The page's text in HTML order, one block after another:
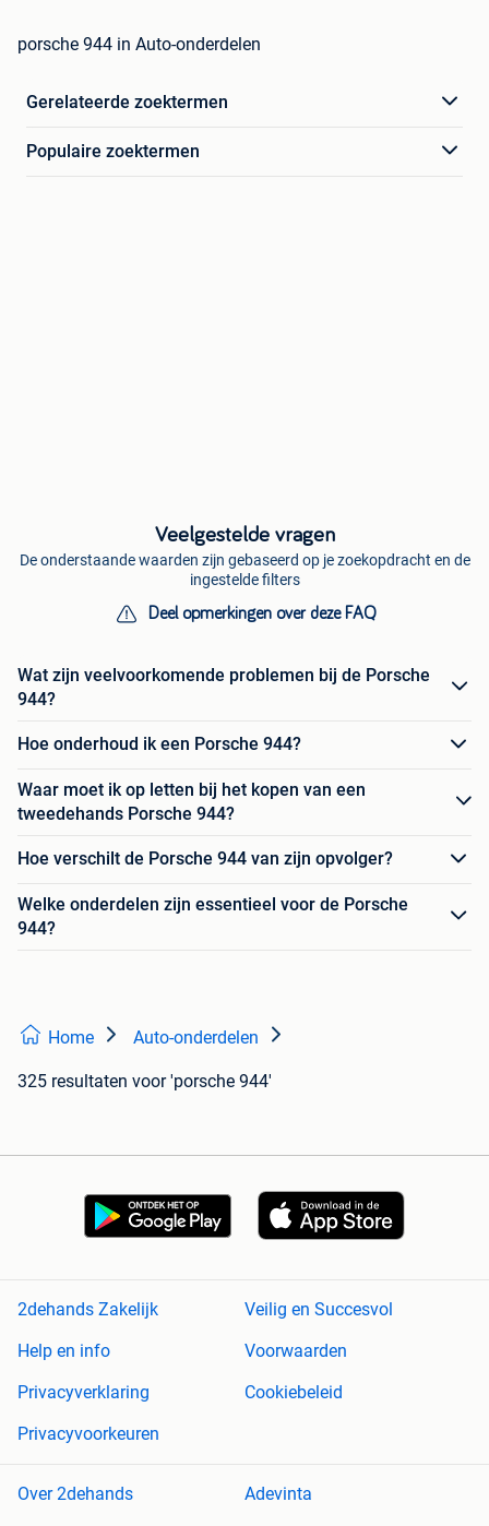
porsche 944 in Auto-onderdelen
Gerelateerde zoektermen
Populaire zoektermen
Veelgestelde vragen
De onderstaande waarden zijn gebaseerd op je zoekopdracht en de
ingestelde filters
Deel opmerkingen over deze FAQ
Wat zijn veelvoorkomende problemen bij de Porsche
944?
Hoe onderhoud ik een Porsche 944?
Waar moet ik op letten bij het kopen van een
tweedehands Porsche 944?
Hoe verschilt de Porsche 944 van zijn opvolger?
Welke onderdelen zijn essentieel voor de Porsche
944?
Home Auto-onderdelen
325 resultaten voor 'porsche 944'
2dehands Zakelijk
Veilig en Succesvol
Help en info
Voorwaarden
Privacyverklaring
Cookiebeleid
Privacyvoorkeuren
Over 2dehands
Adevinta